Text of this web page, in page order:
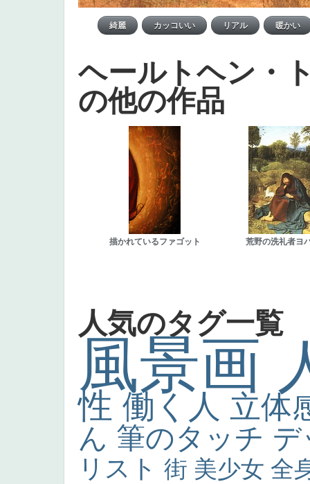
ヘールトヘン・
の他の作品
描かれているファゴット 荒野の洗礼者ヨ
人気のタグ一覧
風景画
性 働く人 立体
ん 筆のタッチ
リスト 街 美少女 全